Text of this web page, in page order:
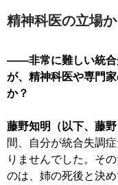
精神科医の立場
――非常に難しい統合
が、精神科医や専門
か？
藤野知明（以下、藤野
間、自分が統合失調
りませんでした。そ
のは、姉の死後と決